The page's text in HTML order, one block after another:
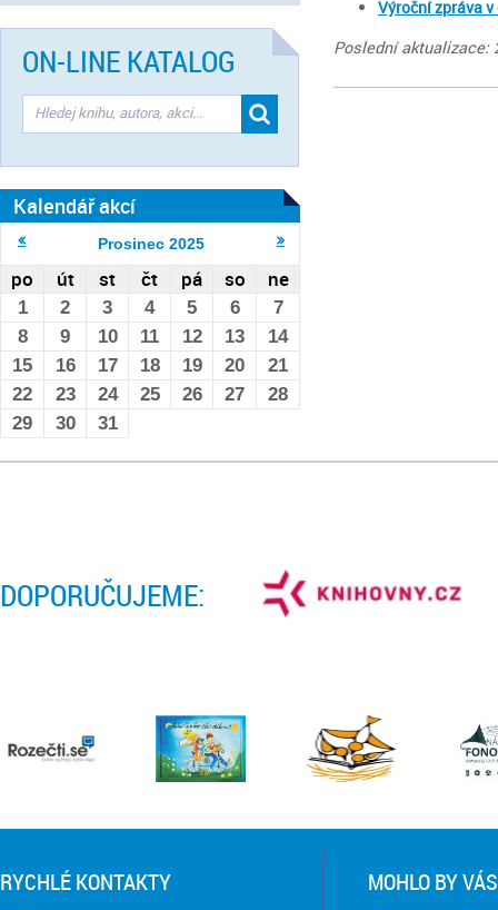
Výroční zpráva
Poslední aktualizace:
ON-LINE KATALOG
Kalendář akcí
Prosinec 2025
po út st čt pá so ne
1 2 3 4 5 6
7
8
9 10 11 12 13
14
15
16 17 18 19 20
21
22
23 24 25 26 27
28
29
30 31
DOPORUČUJEME:
RYCHLÉ KONTAKTY MOHLO BY